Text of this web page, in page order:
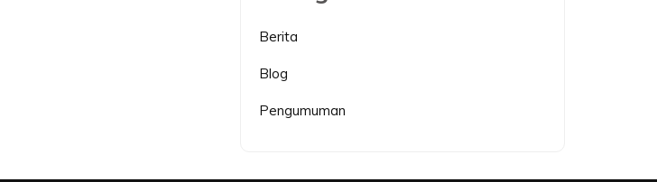
Berita
Blog
Pengumuman